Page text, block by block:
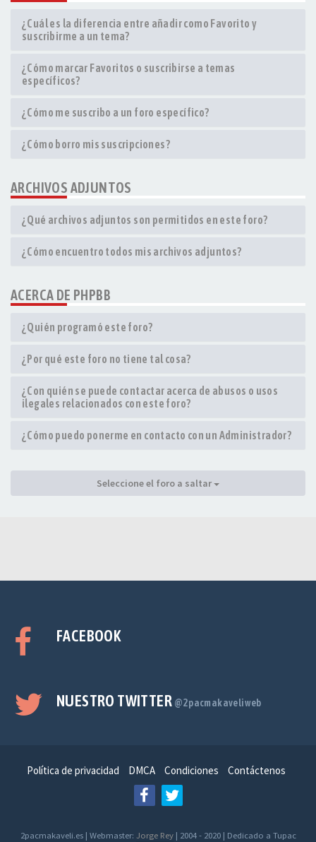
¿Cuál es la diferencia entre añadir como Favorito y
suscribirme a un tema?
¿Cómo marcar Favoritos o suscribirse a temas
específicos?
¿Cómo me suscribo a un foro específico?
¿Cómo borro mis suscripciones?
ARCHIVOS ADJUNTOS
¿Qué archivos adjuntos son permitidos en este foro?
¿Cómo encuentro todos mis archivos adjuntos?
ACERCA DE PHPBB
¿Quién programó este foro?
¿Por qué este foro no tiene tal cosa?
¿Con quién se puede contactar acerca de abusos o usos
ilegales relacionados con este foro?
¿Cómo puedo ponerme en contacto con un Administrador?
Seleccione el foro a saltar
FACEBOOK
NUESTRO TWITTER @2pacmakaveliweb
Política de privacidad DMCA Condiciones Contáctenos
2pacmakaveli.es | Webmaster: Jorge Rey| 2004 - 2020 | Dedicado a Tupac